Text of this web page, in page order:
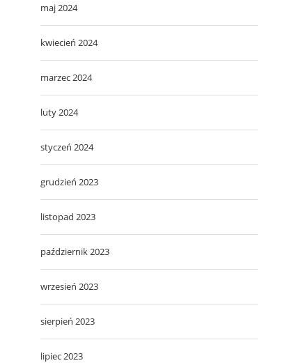
maj 2024
kwiecień 2024
marzec 2024
luty 2024
styczeń 2024
grudzień 2023
listopad 2023
październik 2023
wrzesień 2023
sierpień 2023
lipiec 2023